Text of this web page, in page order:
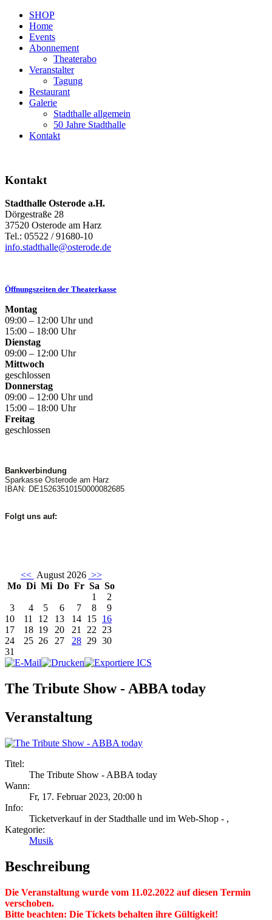
SHOP
Home
Events
Abonnement
Theaterabo
Veranstalter
Tagung
Restaurant
Galerie
Stadthalle allgemein
50 Jahre Stadthalle
Kontakt
Kontakt
Stadthalle Osterode a.H.
Dörgestraße 28
37520 Osterode am Harz
Tel.: 05522 / 91680-10
info.stadthalle@osterode.de
Öffnungszeiten der Theaterkasse
Montag
09:00 – 12:00 Uhr und
15:00 – 18:00 Uhr
Dienstag
09:00 – 12:00 Uhr
Mittwoch
geschlossen
Donnerstag
09:00 – 12:00 Uhr und
15:00 – 18:00 Uhr
Freitag
geschlossen
Bankverbindung
Sparkasse Osterode am Harz
IBAN: DE15263510150000082685
Folgt uns auf:
<< August 2026 >>
Mo Di Mi Do Fr Sa So
1
2
3
4 5 6 7 8
9
10
11 12 13 14 15 16
17
18 19 20 21 22 23
24
25 26 27 28 29 30
31
The Tribute Show - ABBA today
Veranstaltung
Titel:
The Tribute Show - ABBA today
Wann:
Fr, 17. Februar 2023, 20:00 h
Info:
Ticketverkauf in der Stadthalle und im Web-Shop - ,
Kategorie:
Musik
Beschreibung
Die Veranstaltung wurde vom 11.02.2022 auf diesen Termin
verschoben.
Bitte beachten: Die Tickets behalten ihre Gültigkeit!